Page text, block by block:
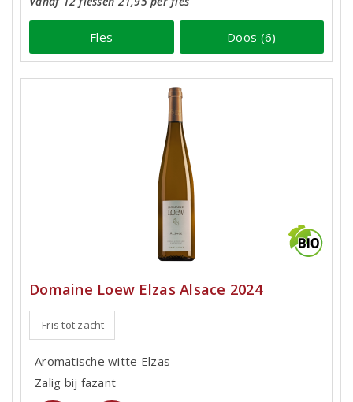
Fles Doos (6)
Domaine Loew Elzas Alsace 2024
Fris tot zacht
Aromatische witte Elzas
Zalig bij fazant